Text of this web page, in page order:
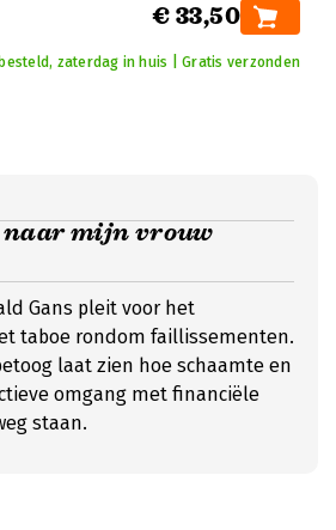
€ 33,50
zaterdag in huis | Gratis verzonden
mijn vrouw
Gans pleit voor het
taboe rondom faillissementen.
laat zien hoe schaamte en
omgang met financiële
staan.